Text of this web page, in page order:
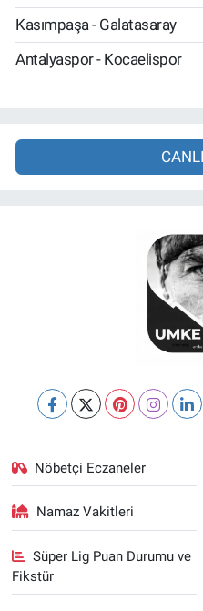
Kasımpaşa - Galatasaray
Antalyaspor - Kocaelispor
Nöbetçi Eczaneler
Namaz Vakitleri
Süper Lig Puan Durumu ve
Fikstür